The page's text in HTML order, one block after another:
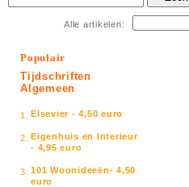
Alle artikelen:
Populair
Tijdschriften
Algemeen
1. Elsevier - 4,50 euro
2. Eigenhuis en Interieur
- 4,95 euro
3. 101 Woonideeën- 4,50
euro